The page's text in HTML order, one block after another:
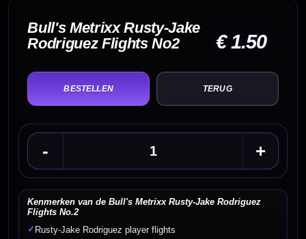
Bull's Metrixx Rusty-Jake
Rodriguez Flights No2
€ 1.50
TERUG
Kenmerken van de Bull's Metrixx Rusty-Jake Rodriguez
Flights No.2
✓ Rusty-Jake Rodriguez player flights
- +